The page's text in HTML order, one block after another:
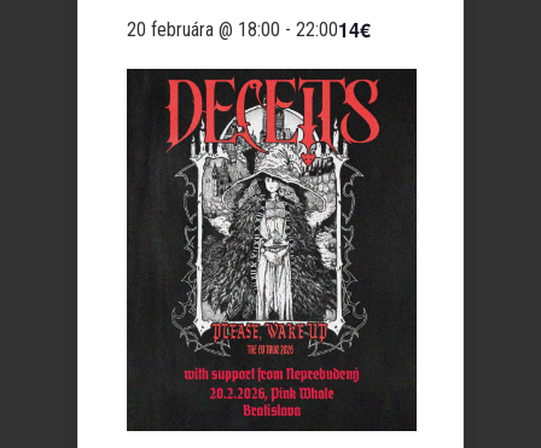
20 februára @ 18:00 - 22:0014€